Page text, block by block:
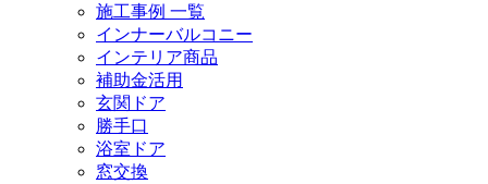
施工事例 一覧
インナーバルコニー
インテリア商品
補助金活用
玄関ドア
勝手口
浴室ドア
窓交換